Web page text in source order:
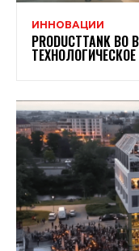
ИННОВАЦИИ
PRODUCTTANK